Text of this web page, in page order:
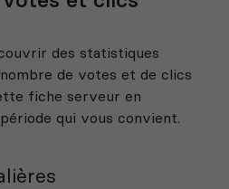
des statistiques
de votes et de clics
fiche serveur en
qui vous convient.